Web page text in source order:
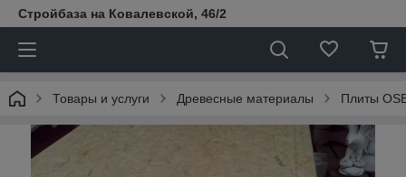
Стройбаза на Ковалевской, 46/2
Товары и услуги Древесные материалы Плиты